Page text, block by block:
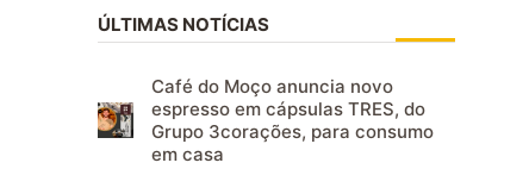
ÚLTIMAS NOTÍCIAS
Café do Moço anuncia novo
espresso em cápsulas TRES, do
Grupo 3corações, para consumo
em casa